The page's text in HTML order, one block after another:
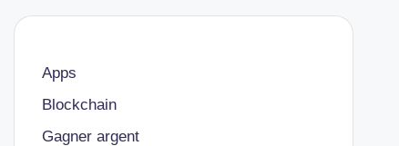
Apps
Blockchain
Gagner argent